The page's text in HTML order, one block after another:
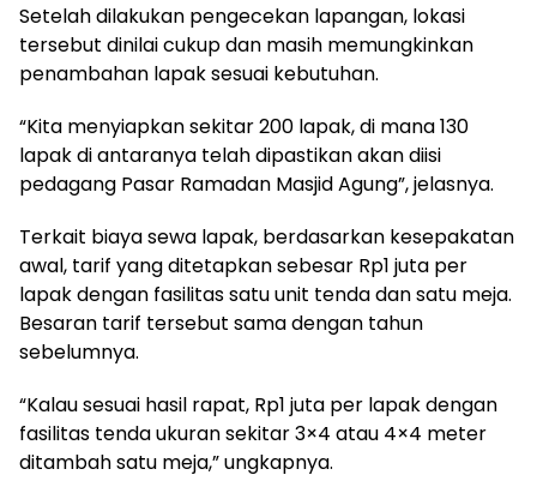
Setelah dilakukan pengecekan lapangan, lokasi
tersebut dinilai cukup dan masih memungkinkan
penambahan lapak sesuai kebutuhan.
“Kita menyiapkan sekitar 200 lapak, di mana 130
lapak di antaranya telah dipastikan akan diisi
pedagang Pasar Ramadan Masjid Agung”, jelasnya.
Terkait biaya sewa lapak, berdasarkan kesepakatan
awal, tarif yang ditetapkan sebesar Rp1 juta per
lapak dengan fasilitas satu unit tenda dan satu meja.
Besaran tarif tersebut sama dengan tahun
sebelumnya.
“Kalau sesuai hasil rapat, Rp1 juta per lapak dengan
fasilitas tenda ukuran sekitar 3×4 atau 4×4 meter
ditambah satu meja,” ungkapnya.